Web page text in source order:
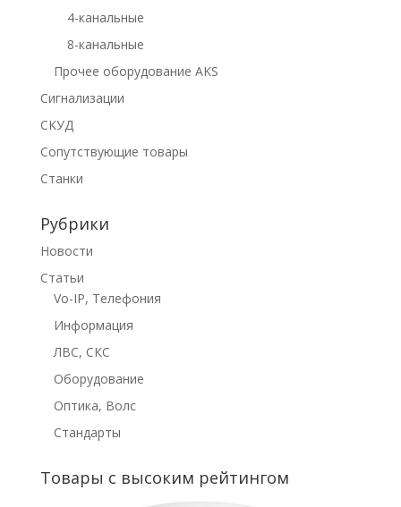
4-канальные
8-канальные
Прочее оборудование AKS
Сигнализации
СКУД
Сопутствующие товары
Станки
Рубрики
Новости
Статьи
Vo-IP, Телефония
Информация
ЛВС, СКС
Оборудование
Оптика, Волс
Стандарты
Товары с высоким рейтингом